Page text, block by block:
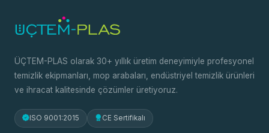
ÜÇTEM-PLAS olarak 30+ yıllık üretim deneyimiyle profesyonel
temizlik ekipmanları, mop arabaları, endüstriyel temizlik ürünleri
ve ihracat kalitesinde çözümler üretiyoruz.
ISO 9001:2015 CE Sertifikalı